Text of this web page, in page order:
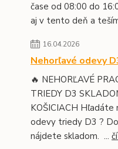
čase od 08:00 do
aj v tento deň a
16.04.2026
Nehorľavé odevy
🔥 NEHORĽAVÉ
TRIEDY D3
KOŠICIACH Hľadáte
odevy triedy D3 ?
nájdete skladom. ...